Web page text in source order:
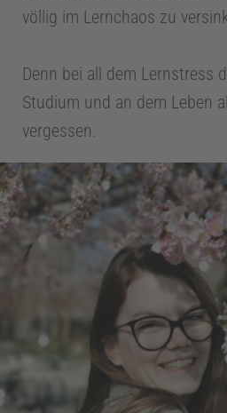
völlig im Lernchaos zu
Denn bei all dem Lernstress
Studium und an dem Leben
vergessen.